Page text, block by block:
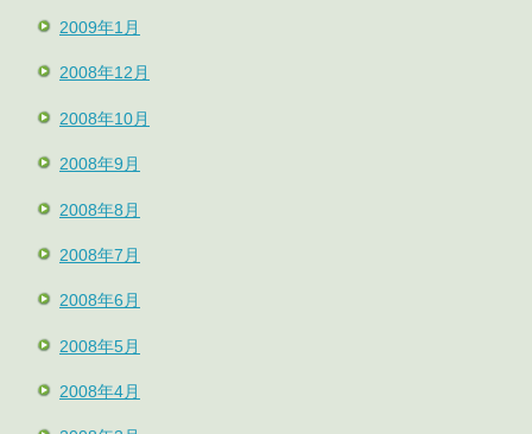
2009年1月
2008年12月
2008年10月
2008年9月
2008年8月
2008年7月
2008年6月
2008年5月
2008年4月